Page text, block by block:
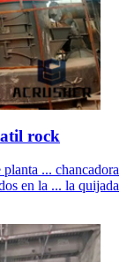
rock
... chancadora
en la ... la quijada